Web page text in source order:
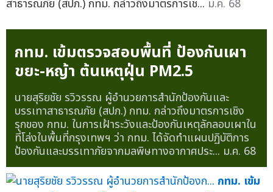
สาธารณภัย (สปภ.) กทม. กล่าวถึงมาตรการเช... ม.ค. 68
กทม. เข้มตรวจสอบพื้นที่ ป้องกันเผา
ขยะ-หญ้า ต้นเหตุฝุ่น PM2.5
นายสุริยชัย รวิวรรณ ผู้อำนวยการสำนักป้องกันและ
บรรเทาสาธารณภัย (สปภ.) กทม. กล่าวถึงมาตรการเชิง
รุกของ กทม. ในการเฝ้าระวังและป้องกันเหตุลักลอบเผาใน
ที่โล่งในพื้นที่กรุงเทพฯ ว่า กทม. ได้จัดทำแผนปฏิบัติการ
ป้องกันและบรรเทาภัยจากมลพิษทางอากาศประ... ม.ค. 68
กทม. เข้ม